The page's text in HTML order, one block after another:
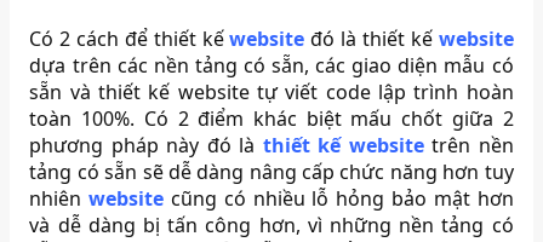
Có 2 cách để thiết kếwebsite đó là thiết kế website
dựa trên các nền tảng có sẵn, các giao diện mẫu có
sẵn và thiết kế website tự viết code lập trình hoàn
toàn 100%. Có 2 điểm khác biệt mấu chốt giữa 2
phương pháp này đó là thiết kế websitetrên nền
tảng có sẵn sẽ dễ dàng nâng cấp chức năng hơn tuy
nhiênwebsite cũng có nhiều lỗ hỏng bảo mật hơn
và dễ dàng bị tấn công hơn, vì những nền tảng có